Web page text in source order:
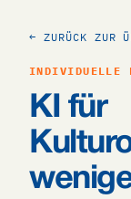
← ZURÜCK ZUR
INDIVIDUELLE
KI für